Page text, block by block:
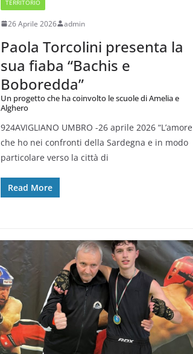
TERRITORIO
26 Aprile 2026 admin
Paola Torcolini presenta la
sua fiaba “Bachis e
Boboredda”
Un progetto che ha coinvolto le scuole di Amelia e
Alghero
924AVIGLIANO UMBRO -26 aprile 2026 “L’amore
che ho nei confronti della Sardegna e in modo
particolare verso la città di
Read More